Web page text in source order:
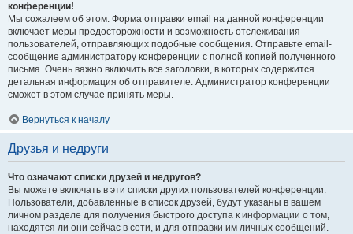
конференции!
Мы сожалеем об этом. Форма отправки email на данной конференции
включает меры предосторожности и возможность отслеживания
пользователей, отправляющих подобные сообщения. Отправьте email-
сообщение администратору конференции с полной копией полученного
письма. Очень важно включить все заголовки, в которых содержится
детальная информация об отправителе. Администратор конференции
сможет в этом случае принять меры.
Вернуться к началу
Друзья и недруги
Что означают списки друзей и недругов?
Вы можете включать в эти списки других пользователей конференции.
Пользователи, добавленные в список друзей, будут указаны в вашем
личном разделе для получения быстрого доступа к информации о том,
находятся ли они сейчас в сети, и для отправки им личных сообщений.